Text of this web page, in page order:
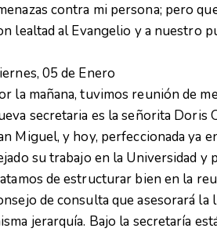
contra mi persona; pero
lealtad al Evangelio y a nuestro
05 de Enero
la mañana, tuvimos reunión de
secretaria es la señorita Doris
Miguel, y hoy, perfeccionada ya
su trabajo en la Universidad
de estructurar bien en la
de consulta que asesorará
jerarquía. Bajo la secretaría